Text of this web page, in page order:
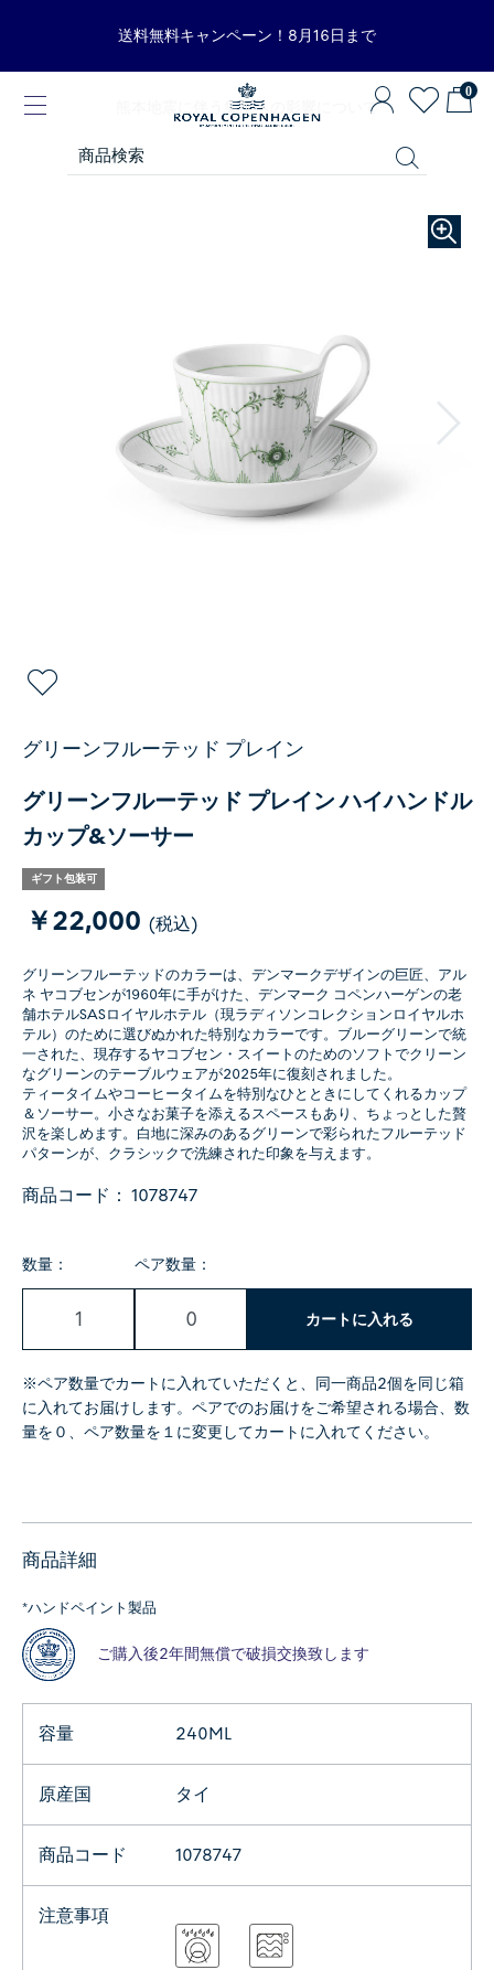
送料無料キャンペーン！8月16日まで
熊本地震に伴う集配への影響について
0
グリーンフルーテッド プレイン
グリーンフルーテッド プレイン ハイハンドル
カップ&ソーサー
ギフト包装可
￥22,000 (税込)
グリーンフルーテッドのカラーは、デンマークデザインの巨匠、アル
ネ ヤコブセンが1960年に手がけた、デンマーク コペンハーゲンの老
舗ホテルSASロイヤルホテル（現ラディソンコレクションロイヤルホ
テル）のために選びぬかれた特別なカラーです。ブルーグリーンで統
一された、現存するヤコブセン・スイートのためのソフトでクリーン
なグリーンのテーブルウェアが2025年に復刻されました。
ティータイムやコーヒータイムを特別なひとときにしてくれるカップ
＆ソーサー。小さなお菓子を添えるスペースもあり、ちょっとした贅
沢を楽しめます。白地に深みのあるグリーンで彩られたフルーテッド
パターンが、クラシックで洗練された印象を与えます。
商品コード： 1078747
数量： ペア数量：
カートに入れる
※ペア数量でカートに入れていただくと、同一商品2個を同じ箱
に入れてお届けします。ペアでのお届けをご希望される場合、数
量を０、ペア数量を１に変更してカートに入れてください。
商品詳細
*ハンドペイント製品
ご購入後2年間無償で破損交換致します
容量 240ML
原産国 タイ
商品コード 1078747
注意事項